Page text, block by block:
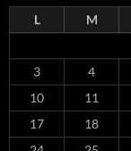
L M
3
4
10
11
17
18